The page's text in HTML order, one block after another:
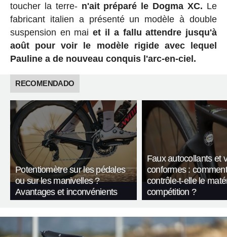
toucher la terre- n'ait préparé le Dogma XC. Le
fabricant italien a présenté un modèle à double
suspension en mai et il a fallu attendre jusqu'à
août pour voir le modèle rigide avec lequel
Pauline a de nouveau conquis l'arc-en-ciel.
RECOMENDADO
Potentiomètre sur les pédales
ou sur les manivelles ?
Avantages et inconvénients
Faux autocollants et
conformes :
contrôle-t-elle le
compétition ?